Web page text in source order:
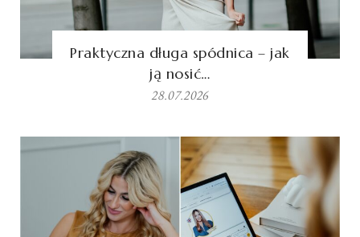
Praktyczna długa spódnica – jak
ją nosić…
28.07.2026